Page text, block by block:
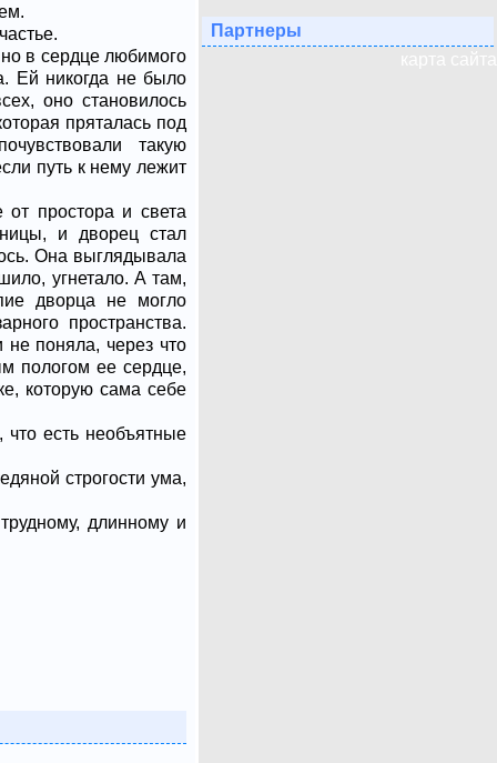
в сердце любимого
Ей никогда не было
оно становилось
пряталась под
такую
путь к нему лежит
от простора и света
и дворец стал
Она выглядывала
угнетало. А там,
дворца не могло
пространства.
не поняла, через что
пологом ее сердце,
которую сама себе
есть необъятные
строгости ума,
длинному и
Партнеры